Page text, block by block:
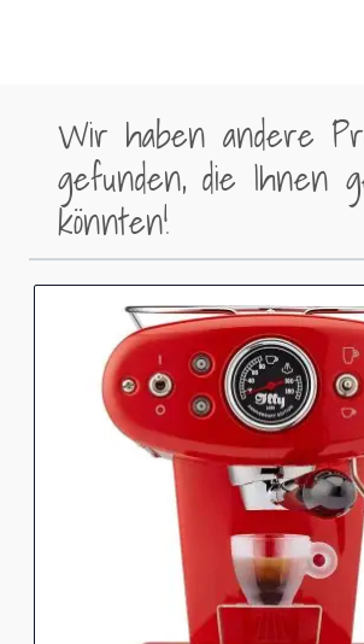
Wir haben andere
gefunden, die Ihnen
könnten!